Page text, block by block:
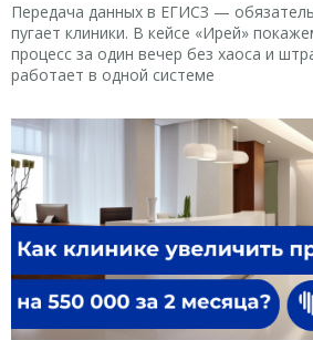
Передача данных в ЕГИСЗ —
пугает клиники. В кейсе «Ирей»
процесс за один вечер без хаоса и
работает в одной системе